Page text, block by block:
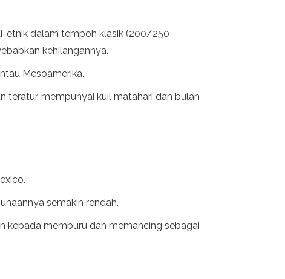
etnik dalam tempoh klasik (200/250-
kehilangannya.
Mesoamerika.
teratur, mempunyai kuil matahari dan bulan
semakin rendah.
kepada memburu dan memancing sebagai